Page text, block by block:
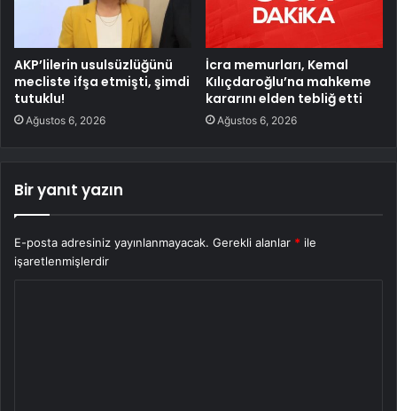
AKP’lilerin usulsüzlüğünü
mecliste ifşa etmişti, şimdi
tutuklu!
Ağustos 6, 2026
İcra memurları, Kemal
Kılıçdaroğlu’na mahkeme
kararını elden tebliğ etti
Ağustos 6, 2026
Bir yanıt yazın
E-posta adresiniz yayınlanmayacak. Gerekli alanlar * ile
işaretlenmişlerdir